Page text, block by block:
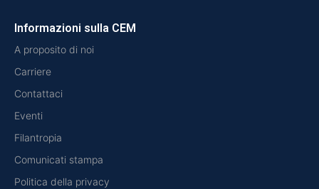
Informazioni sulla CEM
A proposito di noi
Carriere
Contattaci
Eventi
Filantropia
Comunicati stampa
Politica della privacy